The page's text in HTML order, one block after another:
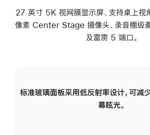
27 英寸 5K 视网膜显示屏、支持桌上
像素 Center Stage 摄像头、录音棚级
及雷雳 5 端口。
标准玻璃面板采用低反射率设计，可减
幕眩光。